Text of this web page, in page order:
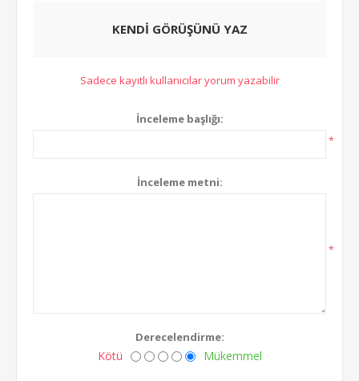
KENDI GÖRÜŞÜNÜ YAZ
Sadece kayıtlı kullanıcılar yorum yazabilir
İnceleme başlığı:
*
İnceleme metni:
*
Derecelendirme:
Kötü Mükemmel